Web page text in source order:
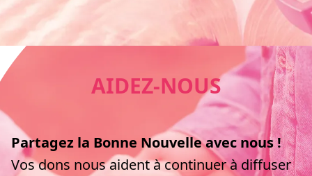
AIDEZ-NOUS
Partagez la Bonne Nouvelle avec nous !
Vos dons nous aident à continuer à diffuser